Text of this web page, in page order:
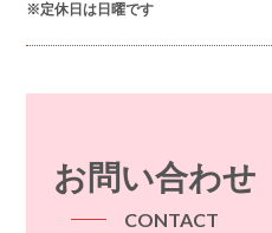
※定休日は日曜です
お問い合わせ
CONTACT